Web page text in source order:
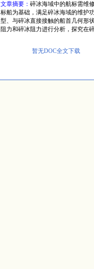
文章摘要： 碎冰海域中的航标需维
标船为基础，满足碎冰海域的维护
型、与碎冰直接接触的船首几何形
阻力和碎冰阻力进行分析，探究在
暂无DOC全文下载